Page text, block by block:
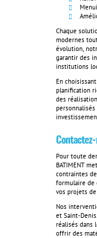
Chaque
modernes
évolution,
garantir des
institutions
En
planification
des
personnalisés
Pour toute
BATIMENT
contraintes
formulaire de
vos projets
Nos
et Saint-
réalisés dans
offrir des